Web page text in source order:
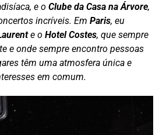
e o Clube da Casa na Árvore,
incríveis. Em Paris, eu
e o Hotel Costes, que sempre
e onde sempre encontro pessoas
têm uma atmosfera única e
em comum.